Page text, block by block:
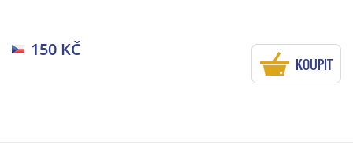
150 KČ
KOUPIT